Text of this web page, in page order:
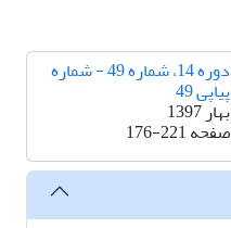
دوره 14، شماره 49 - شماره
پیاپی 49
بهار 1397
صفحه176-221